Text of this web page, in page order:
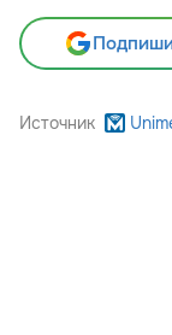
Источник